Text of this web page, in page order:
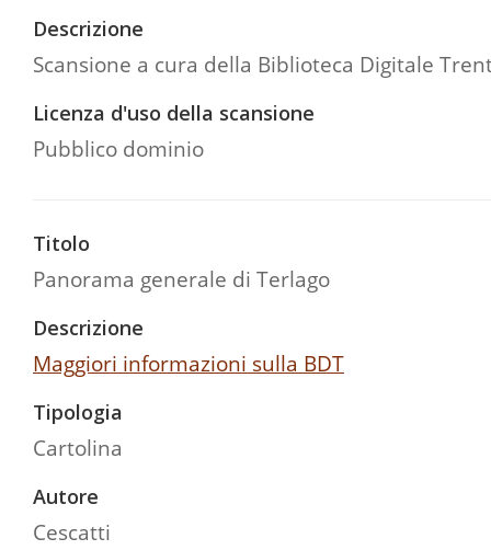
Descrizione
Scansione a cura della Biblioteca Digitale
Licenza d'uso della scansione
Pubblico dominio
Titolo
Panorama generale di Terlago
Descrizione
Maggiori informazioni sulla BDT
Tipologia
Cartolina
Autore
Cescatti